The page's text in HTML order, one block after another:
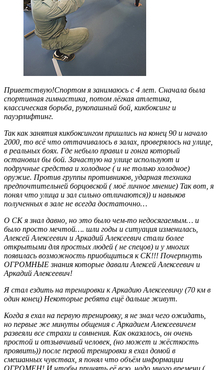
Приветствую!Спортом я занимаюсь с 4 лет. Сначала была
спортивная гимнастика, потом лёгкая атлетика,
классическая борьба, рукопашный бой, кикбоксинг и
пауэрлифтинг.
Так как занятия кикбоксингом пришлись на конец 90 и начало
2000, то всё что оттачивалось в залах, проверялось на улице,
в реальных боях. Где небыло правил и гонга который
остановил бы бой. Зачастую на улице используют и
подручные средства и холодное ( и не только холодное)
оружие. Против группы противников, ударная техника
предпочтительней борцовской ( моё личное мнение) Так вот, я
понял что улица и зал сильно отличаются)) и навыков
полученных в зале не всегда достаточно…
О СК я знал давно, но это было чем-то недосягаемым… и
было просто мечтой…. шли годы и ситуация изменилась,
Алексей Алексеевич и Аркадий Алексеевич стали более
открытыми для простых людей ( не спецов) и у многих
появилась возможность приобщиться к СК!!! Почерпнуть
ОГРОМНЫЕ знания которые давали Алексей Алексеевич и
Аркадий Алексеевич!
Я стал ездить на тренировки к Аркадию Алексеевичу (70 км в
один конец) Некоторые ребята ещё дальше живут.
Когда я ехал на первую тренировку, я не знал чего ожидать,
но первые же минуты общения с Аркадием Алексеевичем
развеяли все страхи и сомнения. Как оказалось, он очень
простой и отзывчивый человек, (но может и жёсткость
проявить)) после первой тренировки я ехал домой в
смешанных чувствах, я понял что объём информации
ОГРОМЕН! И чтобы принять её всю, надо много времени (